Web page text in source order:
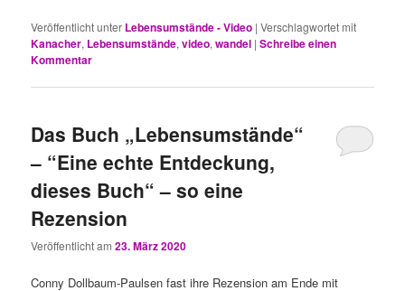
Veröffentlicht unter Lebensumstände - Video |Verschlagwortet mit
Kanacher, Lebensumstände,video,wandel |Schreibe einen
Kommentar
Das Buch „Lebensumstände“
– “Eine echte Entdeckung,
dieses Buch“ – so eine
Rezension
Veröffentlicht am23. März 2020
Conny Dollbaum-Paulsen fast ihre Rezension am Ende mit